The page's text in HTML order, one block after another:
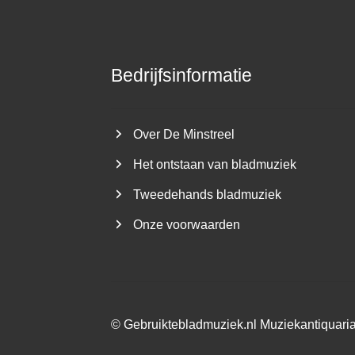
Bedrijfsinformatie
Over De Minstreel
Het ontstaan van bladmuziek
Tweedehands bladmuziek
Onze voorwaarden
©Gebruiktebladmuziek.nl